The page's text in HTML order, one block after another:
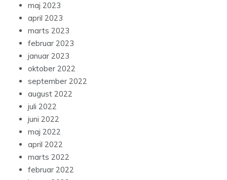
maj 2023
april 2023
marts 2023
februar 2023
januar 2023
oktober 2022
september 2022
august 2022
juli 2022
juni 2022
maj 2022
april 2022
marts 2022
februar 2022